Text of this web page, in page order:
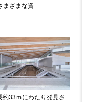
まざまな資
約33ｍにわたり発見さ